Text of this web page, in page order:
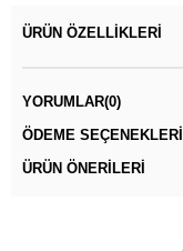
ÜRÜN ÖZELLIKLERI
YORUMLAR(0)
ÖDEME SEÇENEKLERI
ÜRÜN ÖNERILERI